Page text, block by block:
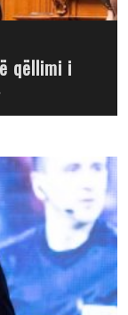
qëllimi i